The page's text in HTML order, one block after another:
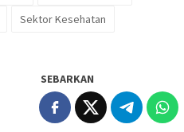
Sektor Kesehatan
SEBARKAN